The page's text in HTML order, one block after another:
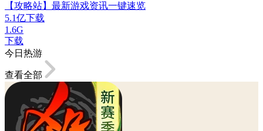
【攻略站】最新游戏资讯一键速览
5.1亿下载
1.6G
下载
今日热游
查看全部